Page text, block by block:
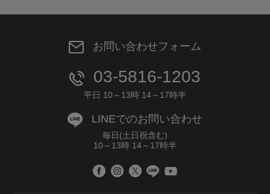
お問い合わせフォーム
03-5816-1203
平日 10～13時 14～17時半
LINEでのお問い合わせ
毎日(土日祝含む)
10～13時 14～17時半